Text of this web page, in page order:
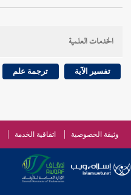
الخدمات العلمية
تفسير الآية ترجمة علم
وثيقة الخصوصية اتفاقية الخدمة